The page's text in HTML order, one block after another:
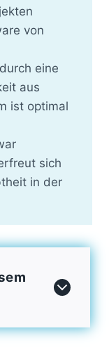
von
eine
aus
ist optimal
sich
in der